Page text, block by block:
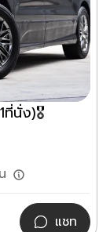
ที่นั่ง)🎖️
แชท